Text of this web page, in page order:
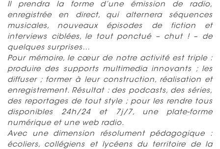
Il prendra la forme d’une émission de radio,
enregistrée en direct, qui alternera séquences
musicales, nouveaux épisodes de fiction et
interviews ciblées, le tout ponctué – chut ! – de
quelques surprises…
Pour mémoire, le cœur de notre activité est triple :
produire des supports multimedia innovants ; les
diffuser ; former à leur construction, réalisation et
enregistrement. Résultat : des podcasts, des séries,
des reportages de tout style ; pour les rendre tous
disponibles 24h/24 et 7j/7, une plate-forme
numérique et une web radio.
Avec une dimension résolument pédagogique :
écoliers, collégiens et lycéens du territoire de la